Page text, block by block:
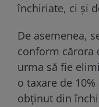
închiriate, ci și
De asemenea,
conform cărora
urma să fie
o taxare de
obținut din